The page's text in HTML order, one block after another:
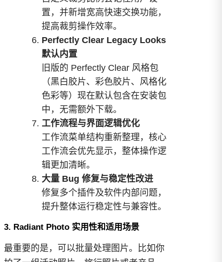
置，并新增宽高快速交换功能，
提高裁剪操作效率。
Perfectly Clear Legacy Looks
默认内置
旧版的 Perfectly Clear 风格包
（黑白胶片、彩色胶片、风格化
色彩等）现在默认包含在安装包
中，无需额外下载。
工作流程与界面逻辑优化
工作流菜单结构重新整理，核心
工作流会优先显示，整体操作逻
辑更加清晰。
大量 Bug 修复与稳定性改进
修复多个插件及软件内部问题，
提升整体运行稳定性与兼容性。
3. Radiant Photo 实用性和适用场景
最重要的是，可以批量处理图片。比如你